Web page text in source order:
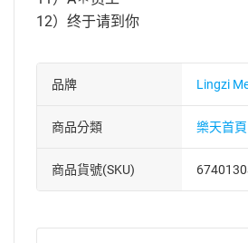
12）终于请到你
品牌 Lingzi
商品分類 樂天首頁
商品貨號(SKU)